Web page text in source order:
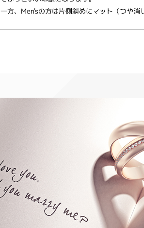
一方、Men'sの方は片側斜めにマット（つや消